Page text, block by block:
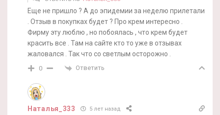
Еще не пришло ? А до эпидемии за неделю прилетали
. Отзыв в покупках будет ? Про крем интересно .
Фирму эту люблю , но побоялась , что крем будет
красить все . Там на сайте кто то уже в отзывах
жаловался . Так что со светлым осторожно .
0 Ответить
Наталья_333 5 лет назад